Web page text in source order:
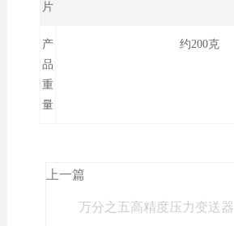
片
产
品
重
量
约200克
上一篇
万分之五高精度压力变送器